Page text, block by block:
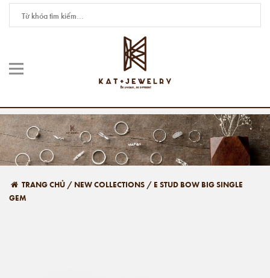
TRANG CHỦ / NEW COLLECTIONS / E STUD BOW BIG SINGLE
GEM